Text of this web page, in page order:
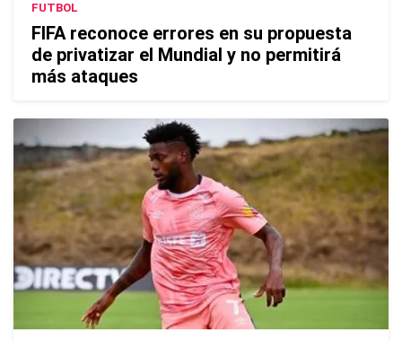
FUTBOL
FIFA reconoce errores en su propuesta
de privatizar el Mundial y no permitirá
más ataques